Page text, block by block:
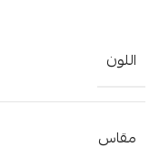
اللون
مقاس